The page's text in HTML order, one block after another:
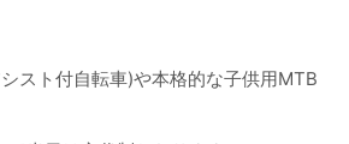
スト付自転車)や本格的な子供用MTB